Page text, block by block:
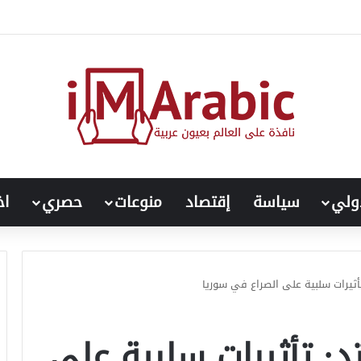
سياسة إقتصاد منوعات حصري
سلبية على الصراع في سوريا